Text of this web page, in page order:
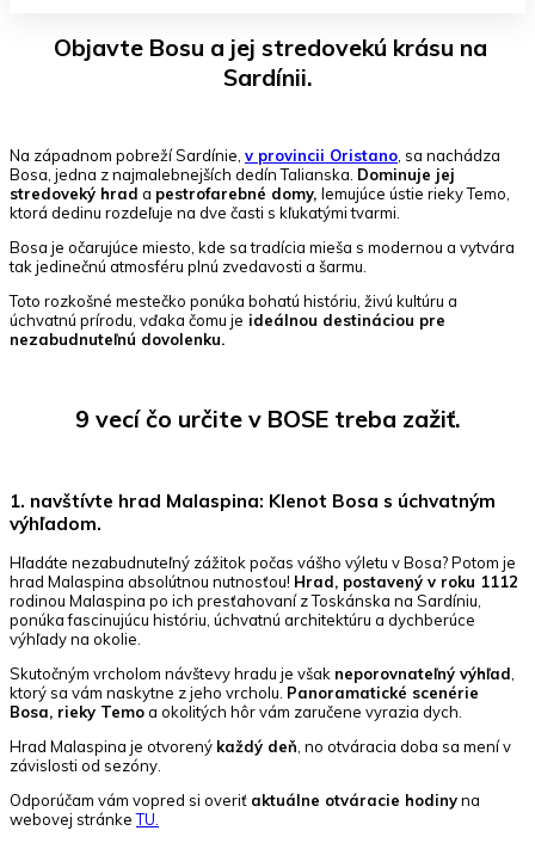
Objavte Bosu a jej stredovekú krásu na
Sardínii.
Na západnom pobreží Sardínie, v provincii Oristano, sa nachádza
Bosa, jedna z najmalebnejších dedín Talianska. Dominuje jej
stredoveký hrad a pestrofarebné domy, lemujúce ústie rieky Temo,
ktorá dedinu rozdeľuje na dve časti s kľukatými tvarmi.
Bosa je očarujúce miesto, kde sa tradícia mieša s modernou a vytvára
tak jedinečnú atmosféru plnú zvedavosti a šarmu.
Toto rozkošné mestečko ponúka bohatú históriu, živú kultúru a
úchvatnú prírodu, vďaka čomu je ideálnou destináciou pre
nezabudnuteľnú dovolenku.
9 vecí čo určite v BOSE treba zažiť.
1. navštívte hrad Malaspina: Klenot Bosa s úchvatným
výhľadom.
Hľadáte nezabudnuteľný zážitok počas vášho výletu v Bosa? Potom je
hrad Malaspina absolútnou nutnosťou! Hrad, postavený v roku 1112
rodinou Malaspina po ich presťahovaní z Toskánska na Sardíniu,
ponúka fascinujúcu históriu, úchvatnú architektúru a dychberúce
výhľady na okolie.
Skutočným vrcholom návštevy hradu je však neporovnateľný výhľad
ktorý sa vám naskytne z jeho vrcholu. Panoramatické scenérie
Bosa, rieky Temoa okolitých hôr vám zaručene vyrazia dych.
Hrad Malaspina je otvorený každý deň , no otváracia doba sa mení v
závislosti od sezóny.
Odporúčam vám vopred si overiť aktuálne otváracie hodinyna
webovej stránkeTU.